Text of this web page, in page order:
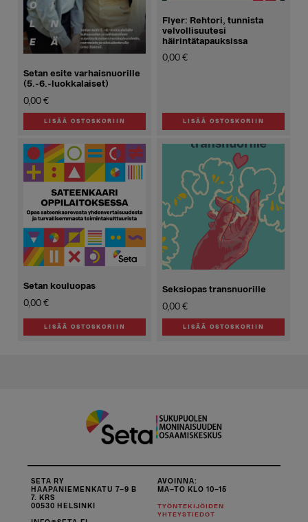
Setan esite varhaisnuorille
(5.-6.-luokkalaiset)
0,00€
LISÄÄ OSTOSKORIIN
Flyer: Rehtori, tunnista
velvollisuutesi
häirintätapauksissa
0,00€
LISÄÄ OSTOSKORIIN
Setan kouluopas
0,00€
LISÄÄ OSTOSKORIIN
Seksiopas transnuorille
0,00€
LISÄÄ OSTOSKORIIN
SETA RY
HAAPANIEMENKATU 7–9 B
7. KRS
00530 HELSINKI
AVOINNA:
MA–TO KLO 10–15
TYÖNTEKIJÖIDEN
YHTEYSTIEDOT